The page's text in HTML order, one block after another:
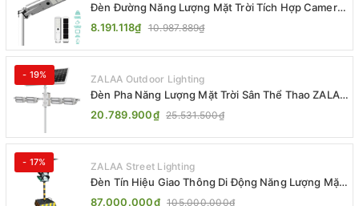
Đèn Đường Năng Lượng Mặt Trời Tích Hợp Camera
ZALAA ZL-BJ04-CCTV (80W, IP65)
8.191.118₫ 10.987.889₫
- 19% ZALAA Outdoor Lighting
Đèn Pha Năng Lượng Mặt Trời Sân Thể Thao ZALAA
Jsc Chống Nước IP65 Cao Cấp
20.789.900₫ 25.531.500₫
- 17% ZALAA Street Lighting
Đèn Tín Hiệu Giao Thông Di Động Năng Lượng Mặt
Trời ZALAA ZL-300A-D
87.000.000₫ 105.000.000₫